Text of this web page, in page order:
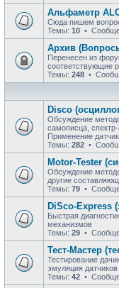
Альфаметр
Сюда пишем
Темы: 10 •
Архив
Перенесен из
соответствующие
Темы: 248 •
Disco
Обсуждение
самописца,
Применение
Темы: 282 •
Motor-Tester
Обсуждение
другие
Темы: 79 •
DiSco-Express
Быстрая
механизмов
Темы: 29 •
Тест-Мастер
Тестирование
эмуляция датчиков
Темы: 42 •